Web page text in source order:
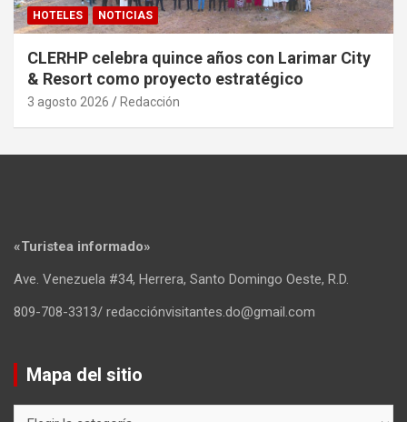
HOTELES NOTICIAS
CLERHP celebra quince años con Larimar City
& Resort como proyecto estratégico
3 agosto 2026 Redacción
«Turistea informado»
Ave. Venezuela #34, Herrera, Santo Domingo Oeste, R.D.
809-708-3313/ redacciónvisitantes.do@gmail.com
Mapa del sitio